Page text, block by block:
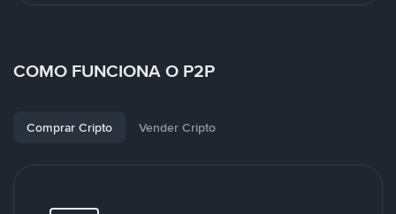
COMO FUNCIONA O P2P
Comprar Cripto Vender Cripto